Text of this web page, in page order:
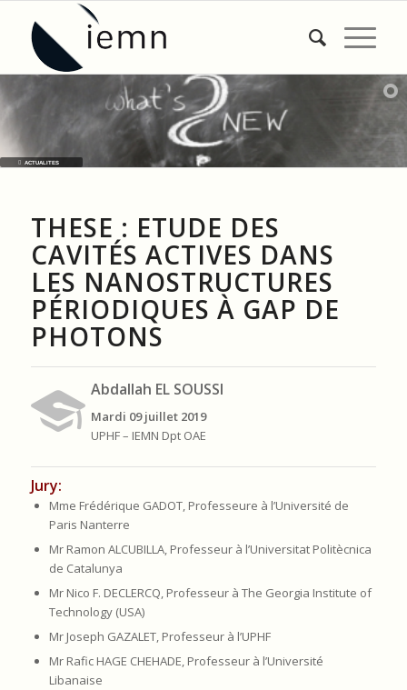
ACTUALITES
THESE : ETUDE DES
CAVITÉS ACTIVES DANS
LES NANOSTRUCTURES
PÉRIODIQUES À GAP DE
PHOTONS
Abdallah EL SOUSSI
Mardi 09 juillet 2019
UPHF – IEMN Dpt OAE
Jury:
Mme Frédérique GADOT, Professeure à l’Université de
Paris Nanterre
Mr Ramon ALCUBILLA, Professeur à l’Universitat Politècnica
de Catalunya
Mr Nico F. DECLERCQ, Professeur à The Georgia Institute of
Technology (USA)
Mr Joseph GAZALET, Professeur à l’UPHF
Mr Rafic HAGE CHEHADE, Professeur à l’Université
Libanaise